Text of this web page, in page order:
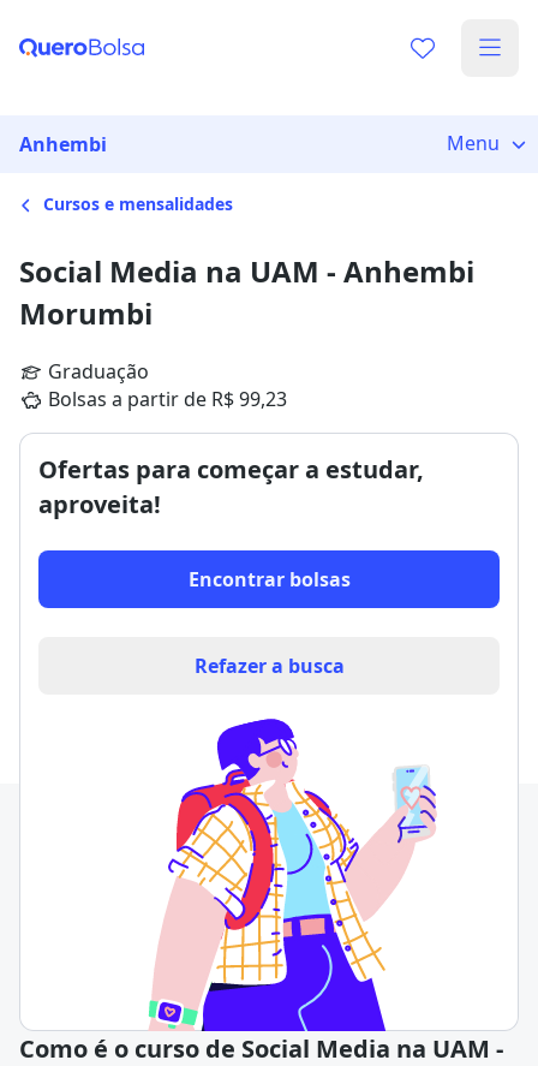
Anhembi Menu
Cursos e mensalidades
Social Media na UAM - Anhembi
Morumbi
Graduação
Bolsas a partir de R$ 99,23
Ofertas para começar a estudar,
aproveita!
Encontrar bolsas
Refazer a busca
Como é o curso de Social Media na UAM -